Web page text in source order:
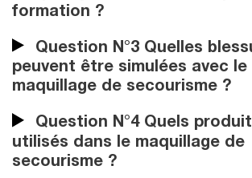
formation ?
Question N°3 Quelles
peuvent être simulées avec le
maquillage de secourisme ?
Question N°4 Quels
utilisés dans le maquillage de
secourisme ?